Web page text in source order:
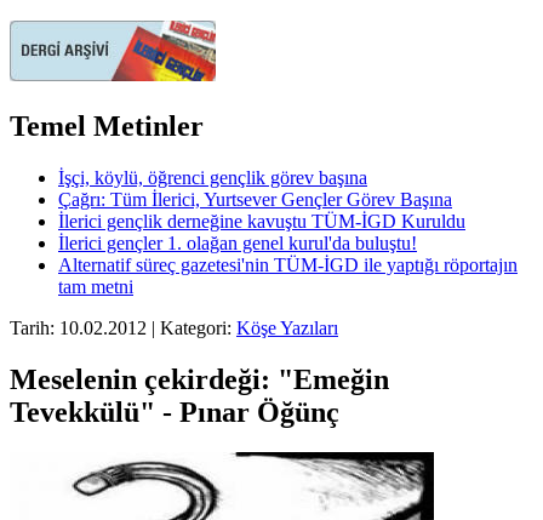
Temel Metinler
İşçi, köylü, öğrenci gençlik görev başına
Çağrı: Tüm İlerici, Yurtsever Gençler Görev Başına
İlerici gençlik derneğine kavuştu TÜM-İGD Kuruldu
İlerici gençler 1. olağan genel kurul'da buluştu!
Alternatif süreç gazetesi'nin TÜM-İGD ile yaptığı röportajın
tam metni
Tarih: 10.02.2012 | Kategori: Köşe Yazıları
Meselenin çekirdeği: "Emeğin
Tevekkülü" - Pınar Öğünç